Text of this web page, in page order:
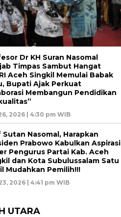
Dr KH Suran Nasomal
Timpas Sambut Hangat
Aceh Singkil Memulai Babak
Bupati Ajak Perkuat
Membangun Pendidikan
2026 | 4:30 pm WIB
Sutan Nasomal, Harapkan
Prabowo Kabulkan Aspirasi
Pengurus Partai Kab. Aceh
dan Kota Subulussalam Satu
Mudahkan Pemilih!!!
2026 | 4:41 pm WIB
UTARA